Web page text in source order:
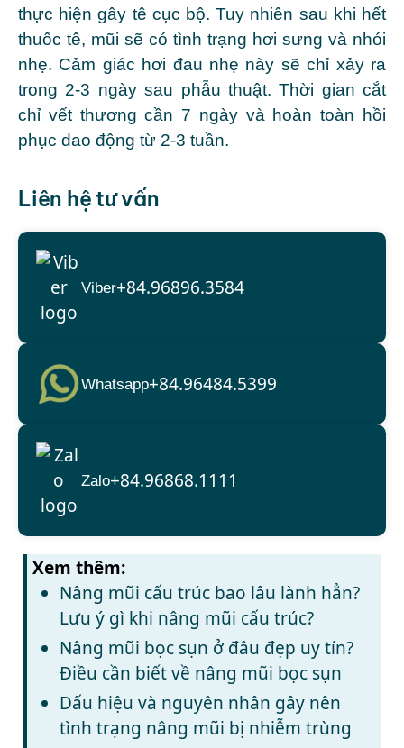
thực hiện gây tê cục bộ. Tuy nhiên sau khi hết
thuốc tê, mũi sẽ có tình trạng hơi sưng và nhói
nhẹ. Cảm giác hơi đau nhẹ này sẽ chỉ xảy ra
trong 2-3 ngày sau phẫu thuật. Thời gian cắt
chỉ vết thương cần 7 ngày và hoàn toàn hồi
phục dao động từ 2-3 tuần.
Liên hệ tư vấn
Viber+84.96896.3584
Whatsapp+84.96484.5399
Zalo+84.96868.1111
Xem thêm:
Nâng mũi cấu trúc bao lâu lành hẳn?
Lưu ý gì khi nâng mũi cấu trúc?
Nâng mũi bọc sụn ở đâu đẹp uy tín?
Điều cần biết về nâng mũi bọc sụn
Dấu hiệu và nguyên nhân gây nên
tình trạng nâng mũi bị nhiễm trùng